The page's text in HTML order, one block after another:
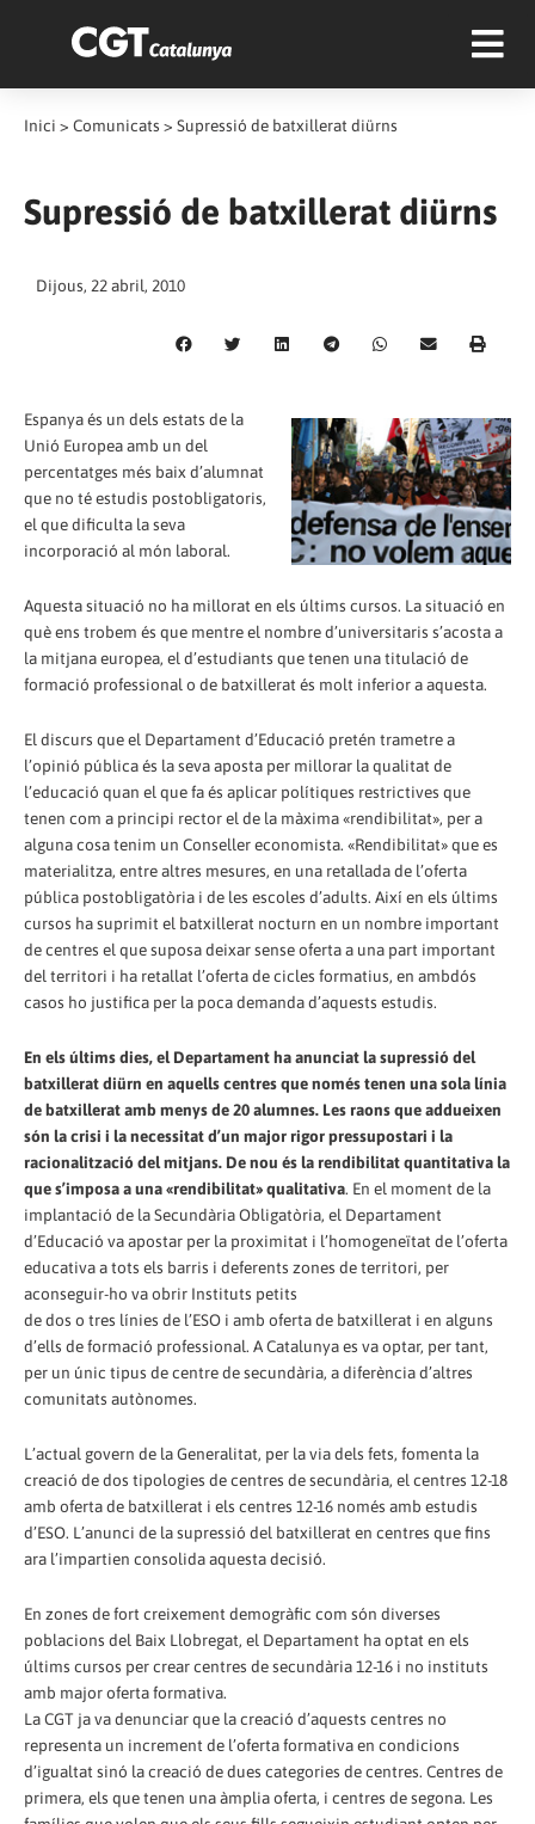
Inici > Comunicats > Supressió de batxillerat diürns
Supressió de batxillerat diürns
Dijous, 22 abril, 2010
Espanya és un dels estats de la
Unió Europea amb un del
percentatges més baix d’alumnat
que no té estudis postobligatoris,
el que dificulta la seva
incorporació al món laboral.
Aquesta situació no ha millorat en els últims cursos. La situació en
què ens trobem és que mentre el nombre d’universitaris s’acosta a
la mitjana europea, el d’estudiants que tenen una titulació de
formació professional o de batxillerat és molt inferior a aquesta.
El discurs que el Departament d’Educació pretén trametre a
l’opinió pública és la seva aposta per millorar la qualitat de
l’educació quan el que fa és aplicar polítiques restrictives que
tenen com a principi rector el de la màxima «rendibilitat», per a
alguna cosa tenim un Conseller economista. «Rendibilitat» que es
materialitza, entre altres mesures, en una retallada de l’oferta
pública postobligatòria i de les escoles d’adults. Així en els últims
cursos ha suprimit el batxillerat nocturn en un nombre important
de centres el que suposa deixar sense oferta a una part important
del territori i ha retallat l’oferta de cicles formatius, en ambdós
casos ho justifica per la poca demanda d’aquests estudis.
En els últims dies, el Departament ha anunciat la supressió del
batxillerat diürn en aquells centres que només tenen una sola línia
de batxillerat amb menys de 20 alumnes. Les raons que addueixen
són la crisi i la necessitat d’un major rigor pressupostari i la
racionalització del mitjans. De nou és la rendibilitat quantitativa la
que s’imposa a una «rendibilitat» qualitativa. En el moment de la
implantació de la Secundària Obligatòria, el Departament
d’Educació va apostar per la proximitat i l’homogeneïtat de l’oferta
educativa a tots els barris i deferents zones de territori, per
aconseguir-ho va obrir Instituts petits
de dos o tres línies de l’ESO i amb oferta de batxillerat i en alguns
d’ells de formació professional. A Catalunya es va optar, per tant,
per un únic tipus de centre de secundària, a diferència d’altres
comunitats autònomes.
L’actual govern de la Generalitat, per la via dels fets, fomenta la
creació de dos tipologies de centres de secundària, el centres 12-18
amb oferta de batxillerat i els centres 12-16 només amb estudis
d’ESO. L’anunci de la supressió del batxillerat en centres que fins
ara l’impartien consolida aquesta decisió.
En zones de fort creixement demogràfic com són diverses
poblacions del Baix Llobregat, el Departament ha optat en els
últims cursos per crear centres de secundària 12-16 i no instituts
amb major oferta formativa.
La CGT ja va denunciar que la creació d’aquests centres no
representa un increment de l’oferta formativa en condicions
d’igualtat sinó la creació de dues categories de centres. Centres de
primera, els que tenen una àmplia oferta, i centres de segona. Les